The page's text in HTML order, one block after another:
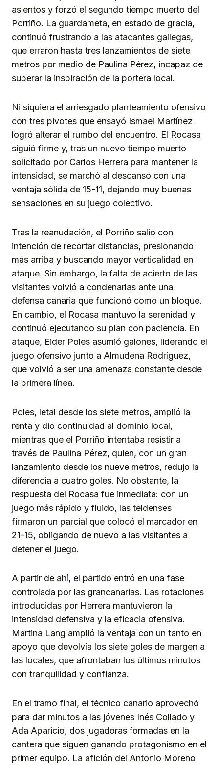
asientos y forzó el segundo tiempo muerto del
Porriño. La guardameta, en estado de gracia,
continuó frustrando a las atacantes gallegas,
que erraron hasta tres lanzamientos de siete
metros por medio de Paulina Pérez, incapaz de
superar la inspiración de la portera local.
Ni siquiera el arriesgado planteamiento ofensivo
con tres pivotes que ensayó Ismael Martínez
logró alterar el rumbo del encuentro. El Rocasa
siguió firme y, tras un nuevo tiempo muerto
solicitado por Carlos Herrera para mantener la
intensidad, se marchó al descanso con una
ventaja sólida de 15-11, dejando muy buenas
sensaciones en su juego colectivo.
Tras la reanudación, el Porriño salió con
intención de recortar distancias, presionando
más arriba y buscando mayor verticalidad en
ataque. Sin embargo, la falta de acierto de las
visitantes volvió a condenarlas ante una
defensa canaria que funcionó como un bloque.
En cambio, el Rocasa mantuvo la serenidad y
continuó ejecutando su plan con paciencia. En
ataque, Eider Poles asumió galones, liderando el
juego ofensivo junto a Almudena Rodríguez,
que volvió a ser una amenaza constante desde
la primera línea.
Poles, letal desde los siete metros, amplió la
renta y dio continuidad al dominio local,
mientras que el Porriño intentaba resistir a
través de Paulina Pérez, quien, con un gran
lanzamiento desde los nueve metros, redujo la
diferencia a cuatro goles. No obstante, la
respuesta del Rocasa fue inmediata: con un
juego más rápido y fluido, las teldenses
firmaron un parcial que colocó el marcador en
21-15, obligando de nuevo a las visitantes a
detener el juego.
A partir de ahí, el partido entró en una fase
controlada por las grancanarias. Las rotaciones
introducidas por Herrera mantuvieron la
intensidad defensiva y la eficacia ofensiva.
Martina Lang amplió la ventaja con un tanto en
apoyo que devolvía los siete goles de margen a
las locales, que afrontaban los últimos minutos
con tranquilidad y confianza.
En el tramo final, el técnico canario aprovechó
para dar minutos a las jóvenes Inés Collado y
Ada Aparicio, dos jugadoras formadas en la
cantera que siguen ganando protagonismo en el
primer equipo. La afición del Antonio Moreno